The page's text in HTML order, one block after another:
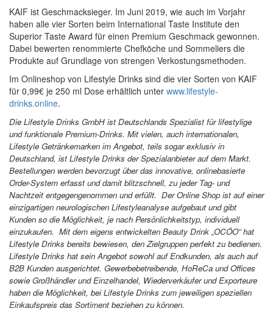
KAIF ist Geschmacksieger. Im Juni 2019, wie auch im Vorjahr
haben alle vier Sorten beim International Taste Institute den
Superior Taste Award für einen Premium Geschmack gewonnen.
Dabei bewerten renommierte Chefköche und Sommeliers die
Produkte auf Grundlage von strengen Verkostungsmethoden.
Im Onlineshop von Lifestyle Drinks sind die vier Sorten von KAIF
für 0,99€ je 250 ml Dose erhältlich unter www.lifestyle-
drinks.online.
Die Lifestyle Drinks GmbH ist Deutschlands Spezialist für lifestylige
und funktionale Premium-Drinks. Mit vielen, auch internationalen,
Lifestyle Getränkemarken im Angebot, teils sogar exklusiv in
Deutschland, ist Lifestyle Drinks der Spezialanbieter auf dem Markt.
Bestellungen werden bevorzugt über das innovative, onlinebasierte
Order-System erfasst und damit blitzschnell, zu jeder Tag- und
Nachtzeit entgegengenommen und erfüllt. Der Online Shop ist auf einer
einzigartigen neurologischen Lifestyleanalyse aufgebaut und gibt
Kunden so die Möglichkeit, je nach Persönlichkeitstyp, individuell
einzukaufen. Mit dem eigens entwickelten Beauty Drink „OCÓO“ hat
Lifestyle Drinks bereits bewiesen, den Zielgruppen perfekt zu bedienen.
Lifestyle Drinks hat sein Angebot sowohl auf Endkunden, als auch auf
B2B Kunden ausgerichtet. Gewerbebetreibende, HoReCa und Offices
sowie Großhändler und Einzelhandel, Wiederverkäufer und Exporteure
haben die Möglichkeit, bei Lifestyle Drinks zum jeweiligen speziellen
Einkaufspreis das Sortiment beziehen zu können.